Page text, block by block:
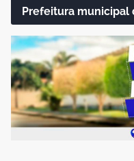
Prefeitura municipal